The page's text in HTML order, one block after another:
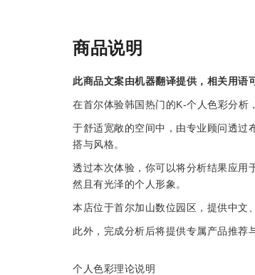
商品说明
此商品文案由机器翻译提供，相关用语
在首尔体验韩国热门的K-个人色彩分析
于舒适宽敞的空间中，由专业顾问透
搭与风格。
透过本次体验，你可以将分析结果应用
然且有光泽的个人形象。
本店位于首尔加山数位园区，提供中文
此外，完成分析后将提供专属产品推荐
个人色彩理论说明